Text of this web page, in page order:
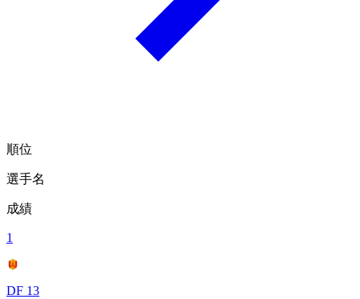
順位
選手名
成績
1
DF 13